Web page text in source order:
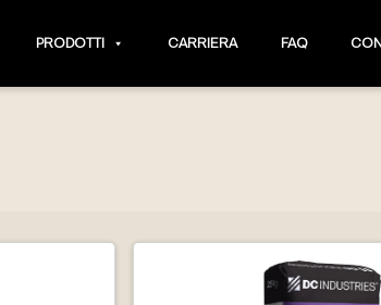
PRODOTTI CARRIERA FAQ